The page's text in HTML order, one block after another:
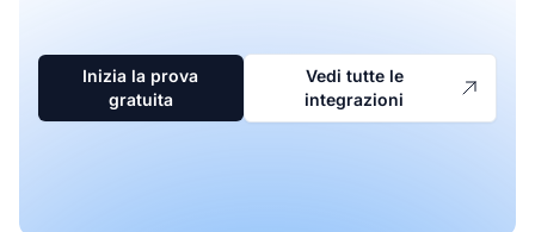
Inizia la prova
gratuita
Vedi tutte le
integrazioni